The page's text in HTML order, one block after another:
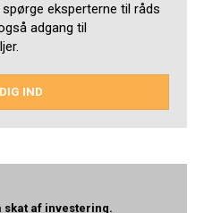
spørge eksperterne til råds
adgang til
IND
skat af investering.